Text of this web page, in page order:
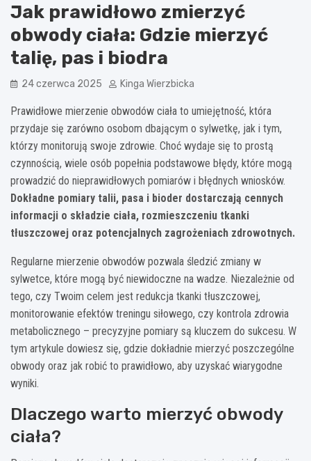
Jak prawidłowo zmierzyć
obwody ciała: Gdzie mierzyć
talię, pas i biodra
24 czerwca 2025 Kinga Wierzbicka
Prawidłowe mierzenie obwodów ciała to umiejętność, która
przydaje się zarówno osobom dbającym o sylwetkę, jak i tym,
którzy monitorują swoje zdrowie. Choć wydaje się to prostą
czynnością, wiele osób popełnia podstawowe błędy, które mogą
prowadzić do nieprawidłowych pomiarów i błędnych wniosków.
Dokładne pomiary talii, pasa i bioder dostarczają cennych
informacji o składzie ciała, rozmieszczeniu tkanki
tłuszczowej oraz potencjalnych zagrożeniach zdrowotnych.
Regularne mierzenie obwodów pozwala śledzić zmiany w
sylwetce, które mogą być niewidoczne na wadze. Niezależnie od
tego, czy Twoim celem jest redukcja tkanki tłuszczowej,
monitorowanie efektów treningu siłowego, czy kontrola zdrowia
metabolicznego – precyzyjne pomiary są kluczem do sukcesu. W
tym artykule dowiesz się, gdzie dokładnie mierzyć poszczególne
obwody oraz jak robić to prawidłowo, aby uzyskać wiarygodne
wyniki.
Dlaczego warto mierzyć obwody
ciała?